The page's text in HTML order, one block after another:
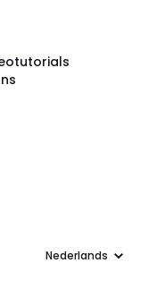
Taal